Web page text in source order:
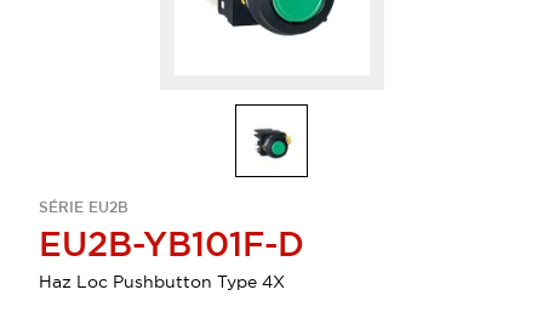
SÉRIE EU2B
EU2B-YB101F-D
Haz Loc Pushbutton Type 4X